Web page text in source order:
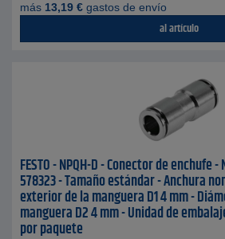
más 13,19 € gastos de envío
al artículo
FESTO - NPQH-D - Conector de enchufe -
578323 - Tamaño estándar - Anchura
exterior de la manguera D1 4 mm -
manguera D2 4 mm - Unidad de
por paquete